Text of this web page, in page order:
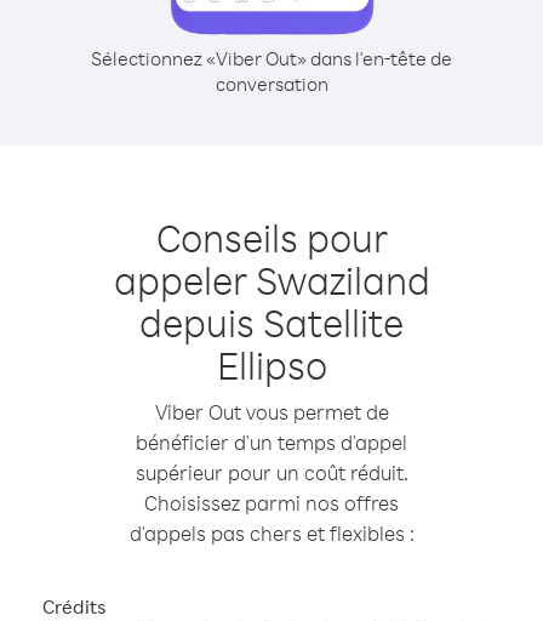
Sélectionnez «Viber Out» dans l'en-tête de
conversation
Conseils pour
appeler Swaziland
depuis Satellite
Ellipso
Viber Out vous permet de
bénéficier d'un temps d'appel
supérieur pour un coût réduit.
Choisissez parmi nos offres
d'appels pas chers et flexibles :
Crédits